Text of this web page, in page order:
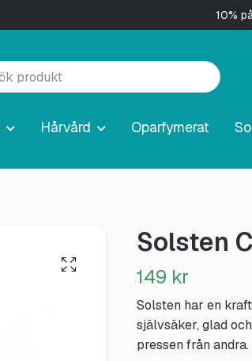
10%
Hårvård Oparfymerat
Solsten
149 kr
Solsten har en
självsäker, glad
pressen från andra.